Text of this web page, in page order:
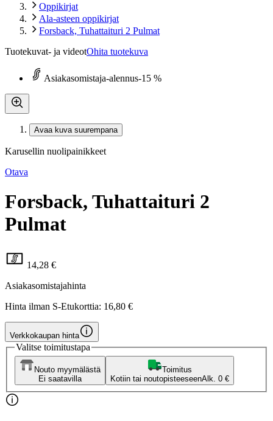
Oppikirjat
Ala-asteen oppikirjat
Forsback, Tuhattaituri 2 Pulmat
Tuotekuvat- ja videotOhita tuotekuva
Asiakasomistaja-alennus-15 %
Avaa kuva suurempana
Karusellin nuolipainikkeet
Otava
Forsback, Tuhattaituri 2
Pulmat
14,28 €
Asiakasomistajahinta
Hinta ilman S-Etukorttia: 16,80 €
Verkkokaupan hinta
Valitse toimitustapa
Nouto myymälästä
Ei saatavilla
Toimitus
Kotiin tai noutopisteeseenAlk. 0 €